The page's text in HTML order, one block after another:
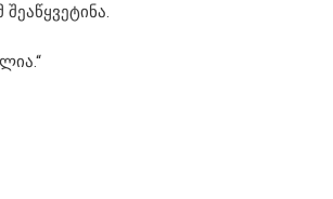
შეაწყვეტინა.